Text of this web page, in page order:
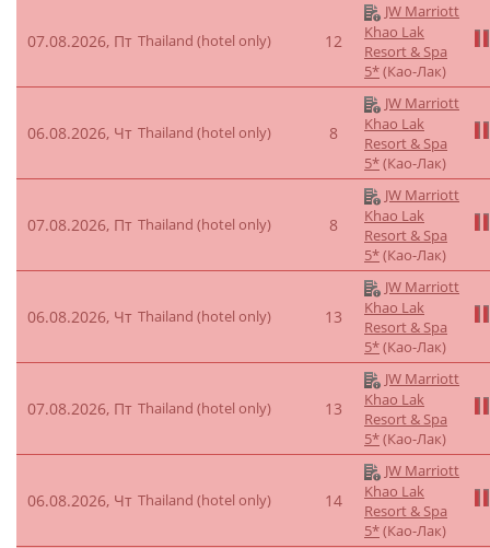
07.08.2026, Пт Thailand (hotel only) 12
JW Marriott
Khao Lak
Resort & Spa
5*(Као-Лак)
06.08.2026, Чт Thailand (hotel only) 8
JW Marriott
Khao Lak
Resort & Spa
5*(Као-Лак)
07.08.2026, Пт Thailand (hotel only) 8
JW Marriott
Khao Lak
Resort & Spa
5*(Као-Лак)
06.08.2026, Чт Thailand (hotel only) 13
JW Marriott
Khao Lak
Resort & Spa
5*(Као-Лак)
07.08.2026, Пт Thailand (hotel only) 13
JW Marriott
Khao Lak
Resort & Spa
5*(Као-Лак)
06.08.2026, Чт Thailand (hotel only) 14
JW Marriott
Khao Lak
Resort & Spa
5*(Као-Лак)